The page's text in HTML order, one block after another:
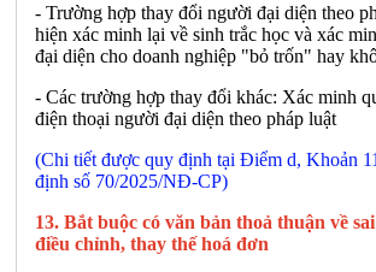
- Trường hợp thay đổi người đại diện theo
hiện xác minh lại về sinh trắc học và xác
đại diện cho doanh nghiệp "bỏ trốn" hay
- Các trường hợp thay đổi khác: Xác minh
điện thoại người đại diện theo pháp luật
(Chi tiết được quy định tại Điểm d, Khoản
định số 70/2025/NĐ-CP)
13. Bắt buộc có văn bản thoả thuận về
điều chỉnh, thay thế hoá đơn